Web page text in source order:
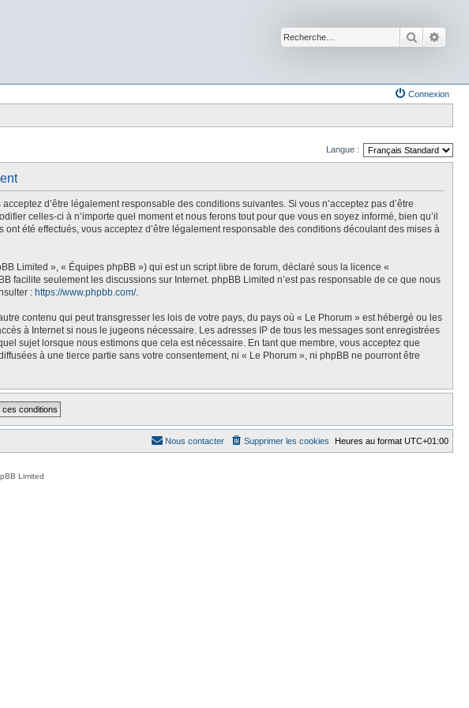
Connexion
Langue :
d’être légalement responsable des conditions suivantes. Si vous n’acceptez pas d’être
celles-ci à n’importe quel moment et nous ferons tout pour que vous en soyez informé, bien qu’il
été effectués, vous acceptez d’être légalement responsable des conditions découlant des mises à
Limited », « Équipes phpBB ») qui est un script libre de forum, déclaré sous la licence «
facilite seulement les discussions sur Internet. phpBB Limited n’est pas responsable de ce que nous
: https://www.phpbb.com/.
contenu qui peut transgresser les lois de votre pays, du pays où « Le Phorum » est hébergé ou les
à Internet si nous le jugeons nécessaire. Les adresses IP de tous les messages sont enregistrées
sujet lorsque nous estimons que cela est nécessaire. En tant que membre, vous acceptez que
à une tierce partie sans votre consentement, ni « Le Phorum », ni phpBB ne pourront être
Heures au format UTC+01:00
Supprimer les cookies
Nous contacter
Limited